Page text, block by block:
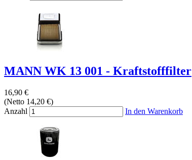
MANN WK 13 001 - Kraftstofffilter
16,90 €
(Netto 14,20 €)
Anzahl
In den Warenkorb